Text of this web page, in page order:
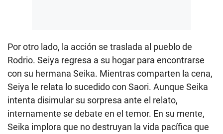
Por otro lado, la acción se traslada al pueblo de
Rodrio. Seiya regresa a su hogar para encontrarse
con su hermana Seika. Mientras comparten la cena,
Seiya le relata lo sucedido con Saori. Aunque Seika
intenta disimular su sorpresa ante el relato,
internamente se debate en el temor. En su mente,
Seika implora que no destruyan la vida pacífica que